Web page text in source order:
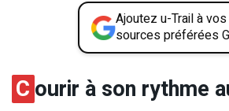
Ajoutez u-Trail à vos
sources préférées
C ourir à son rythme